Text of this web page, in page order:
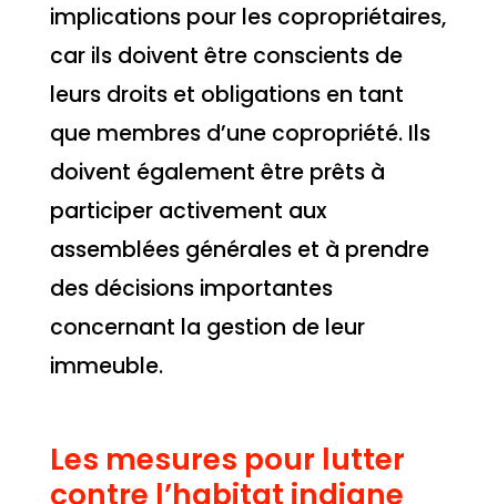
implications pour les copropriétaires,
car ils doivent être conscients de
leurs droits et obligations en tant
que membres d’une copropriété. Ils
doivent également être prêts à
participer activement aux
assemblées générales et à prendre
des décisions importantes
concernant la gestion de leur
immeuble.
Les mesures pour lutter
contre l’habitat indigne